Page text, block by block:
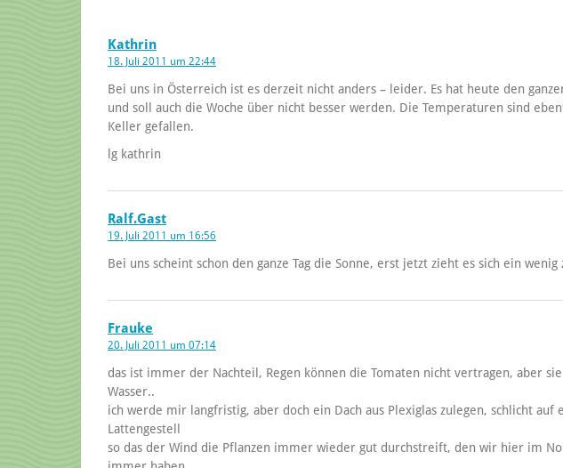
Kathrin
18. Juli 2011 um 22:44
Bei uns in Österreich ist es derzeit nicht anders – leider. Es hat heute den
und soll auch die Woche über nicht besser werden. Die Temperaturen sind
Keller gefallen.
lg kathrin
Ralf.Gast
19. Juli 2011 um 16:56
Bei uns scheint schon den ganze Tag die Sonne, erst jetzt zieht es sich ein wenig
Frauke
20. Juli 2011 um 07:14
das ist immer der Nachteil, Regen können die Tomaten nicht vertragen, aber
Wasser..
ich werde mir langfristig, aber doch ein Dach aus Plexiglas zulegen, schlicht auf
Lattengestell
so das der Wind die Pflanzen immer wieder gut durchstreift, den wir hier im